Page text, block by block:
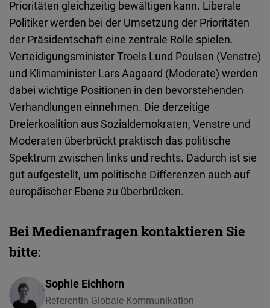
Prioritäten gleichzeitig bewältigen kann. Liberale
Politiker werden bei der Umsetzung der Prioritäten
der Präsidentschaft eine zentrale Rolle spielen.
Verteidigungsminister Troels Lund Poulsen (Venstre)
und Klimaminister Lars Aagaard (Moderate) werden
dabei wichtige Positionen in den bevorstehenden
Verhandlungen einnehmen. Die derzeitige
Dreierkoalition aus Sozialdemokraten, Venstre und
Moderaten überbrückt praktisch das politische
Spektrum zwischen links und rechts. Dadurch ist sie
gut aufgestellt, um politische Differenzen auch auf
europäischer Ebene zu überbrücken.
Bei Medienanfragen kontaktieren Sie
bitte:
Sophie Eichhorn
Referentin Globale Kommunikation